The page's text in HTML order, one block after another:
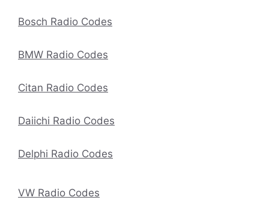
Bosch Radio Codes
BMW Radio Codes
Citan Radio Codes
Daiichi Radio Codes
Delphi Radio Codes
VW Radio Codes